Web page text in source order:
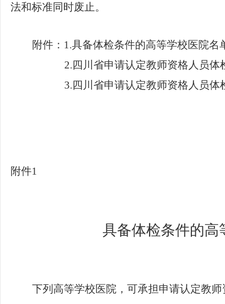
法和标准同时废止。
附件： 1.具备体检条件的高等学校医院名
2.四川省申请认定教师资格人员体
3.四川省申请认定教师资格人员体
附件1
具备体检条件的高
下列高等学校医院，可承担申请认定教